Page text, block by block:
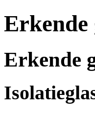
Erkende
Erkende